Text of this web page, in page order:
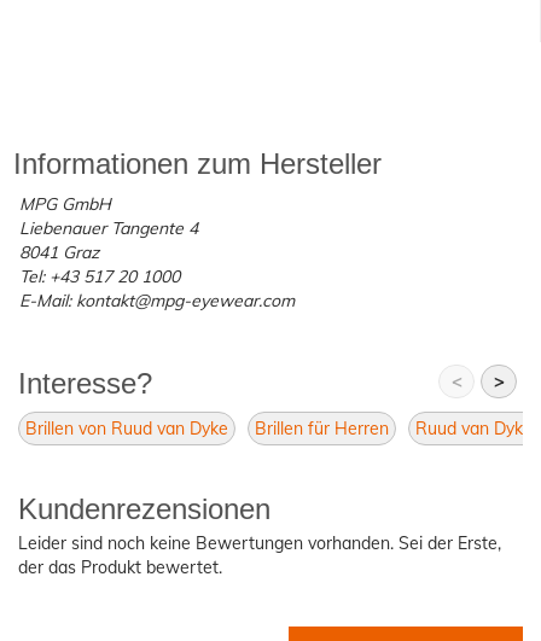
Informationen zum Hersteller
MPG GmbH
Liebenauer Tangente 4
8041 Graz
Tel: +43 517 20 1000
E-Mail: kontakt@mpg-eyewear.com
Interesse? < >
Brillen von Ruud van Dyke Brillen für Herren Ruud van Dyke
Kundenrezensionen
Leider sind noch keine Bewertungen vorhanden. Sei der Erste,
der das Produkt bewertet.